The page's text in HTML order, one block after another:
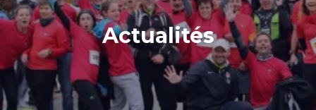
Actualités